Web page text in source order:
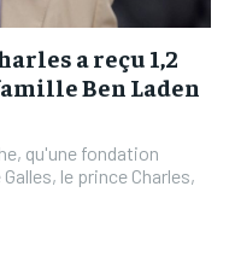
a reçu 1,2
Ben Laden
qu'une fondation
le prince Charles,